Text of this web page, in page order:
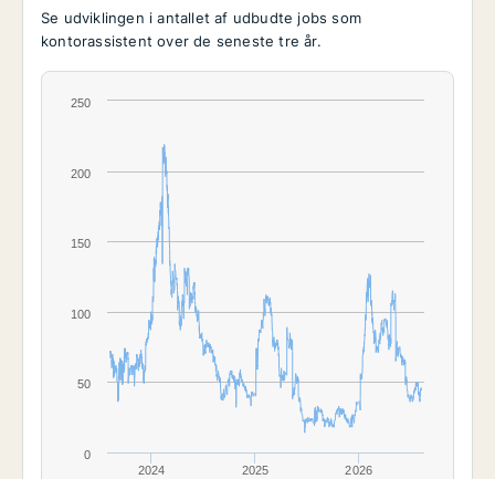
Se udviklingen i antallet af udbudte jobs som
kontorassistent over de seneste tre år.
2024 2025 2026
0
50
100
150
200
250